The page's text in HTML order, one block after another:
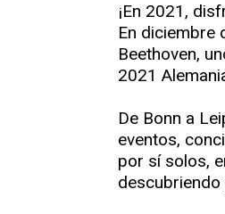
¡En 2021,
En diciembre
Beethoven,
2021
De Bonn a
eventos,
por sí solos,
descubriendo